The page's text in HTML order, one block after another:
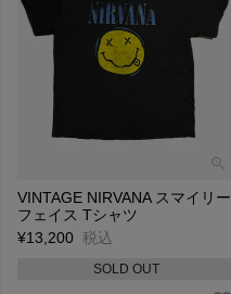
VINTAGE NIRVANA スマイリー
フェイス Tシャツ
¥13,200 税込
SOLD OUT